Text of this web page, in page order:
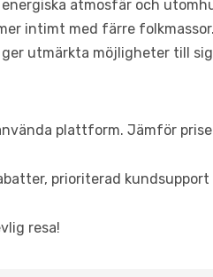
atmosfär och
intimt med färre folkmassor.
utmärkta möjligheter till
plattform. Jämför
prioriterad
resa!